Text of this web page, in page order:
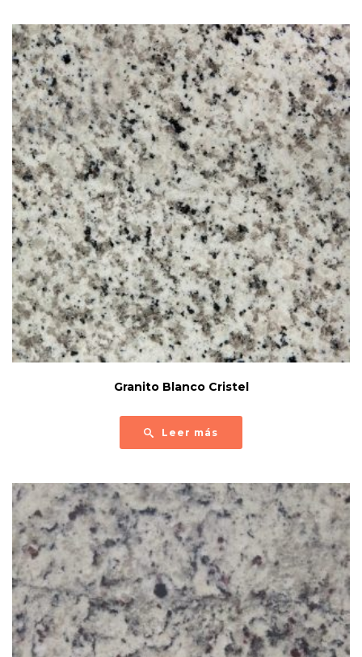
Granito Blanco Cristel
Leer más